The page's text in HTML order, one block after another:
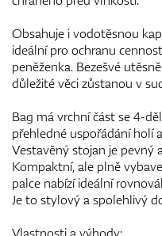
Obsahuje i vodotěsnou
ideální pro ochranu
peněženka. Bezešvé
důležité věci zůstanou v
Bag má vrchní část se 4-
přehledné uspořádání holí
Vestavěný stojan je pevný
Kompaktní, ale plně
palce nabízí ideální
Je to stylový a spolehlivý
Vlastnosti a výhody: